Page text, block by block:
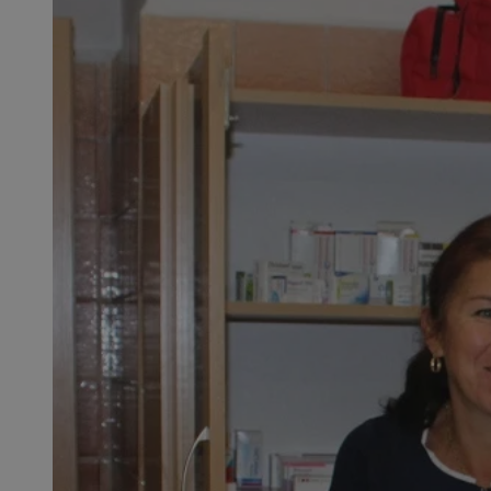
SessID
MvSessID
__cf_bm
INGRESSCOOKIE